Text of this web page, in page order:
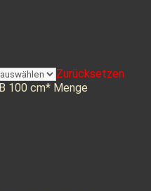
Zurücksetzen
100 cm* Menge